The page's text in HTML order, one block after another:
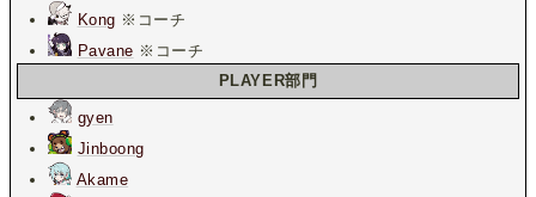
Kong ※コーチ
Pavane ※コーチ
PLAYER部門
gyen
Jinboong
Akame